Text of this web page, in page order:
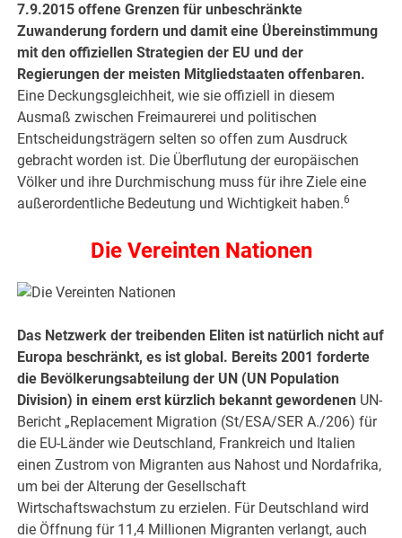
7.9.2015 offene Grenzen für unbeschränkte
Zuwanderung fordern und damit eine Übereinstimmung
mit den offiziellen Strategien der EU und der
Regierungen der meisten Mitgliedstaaten offenbaren.
Eine Deckungsgleichheit, wie sie offiziell in diesem
Ausmaß zwischen Freimaurerei und politischen
Entscheidungsträgern selten so offen zum Ausdruck
gebracht worden ist. Die Überflutung der europäischen
Völker und ihre Durchmischung muss für ihre Ziele eine
außerordentliche Bedeutung und Wichtigkeit haben.6
Die Vereinten Nationen
Das Netzwerk der treibenden Eliten ist natürlich nicht auf
Europa beschränkt, es ist global. Bereits 2001 forderte
die Bevölkerungsabteilung der UN (UN Population
Division) in einem erst kürzlich bekannt gewordenen UN-
Bericht „Replacement Migration (St/ESA/SER A./206) für
die EU-Länder wie Deutschland, Frankreich und Italien
einen Zustrom von Migranten aus Nahost und Nordafrika,
um bei der Alterung der Gesellschaft
Wirtschaftswachstum zu erzielen. Für Deutschland wird
die Öffnung für 11,4 Millionen Migranten verlangt, auch